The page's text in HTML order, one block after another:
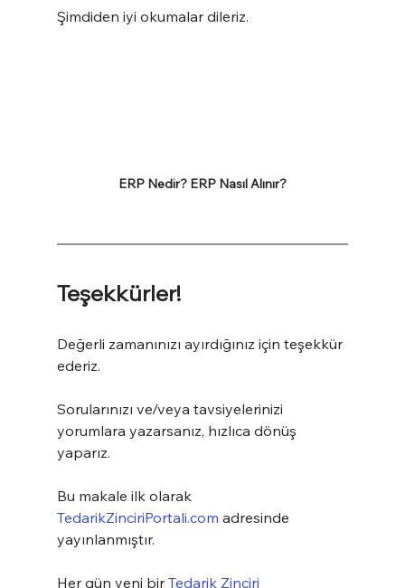
Şimdiden iyi okumalar dileriz.
ERP Nedir? ERP Nasıl Alınır?
Teşekkürler!
Değerli zamanınızı ayırdığınız için teşekkür
ederiz.
Sorularınızı ve/veya tavsiyelerinizi
yorumlara yazarsanız, hızlıca dönüş
yaparız.
Bu makale ilk olarak
TedarikZinciriPortali.com adresinde
yayınlanmıştır.
Her gün yeni bir Tedarik Zinciri